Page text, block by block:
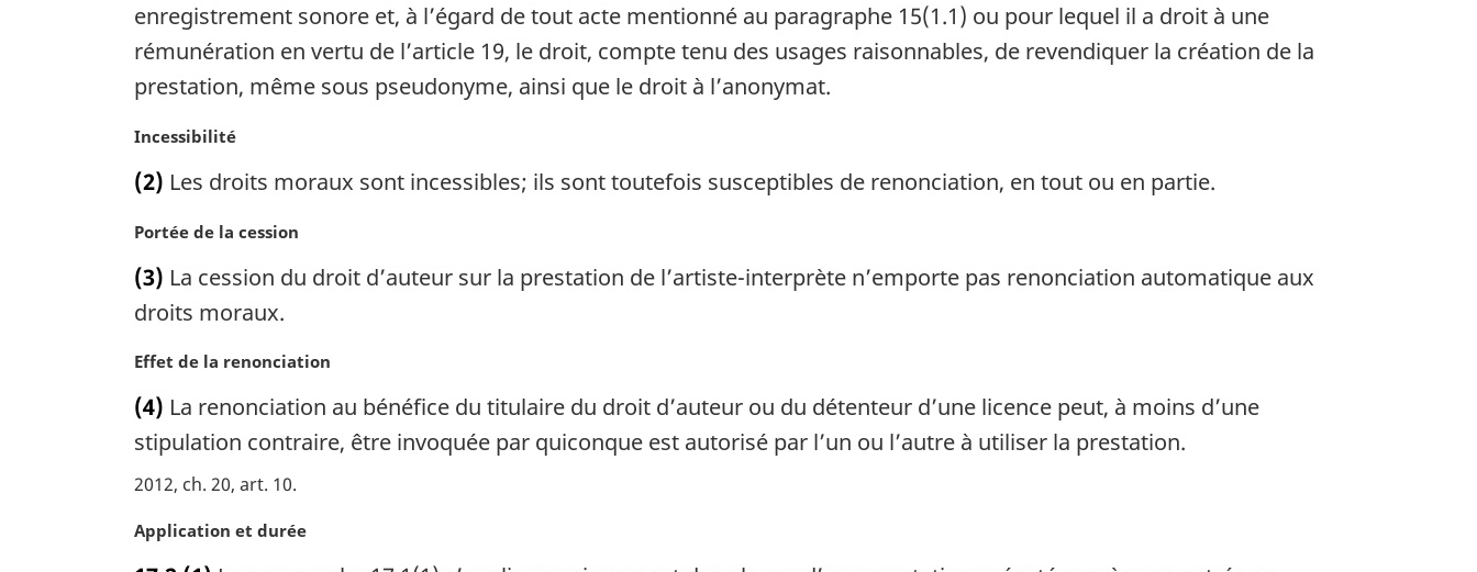
a
r
g
i
n
l
:
enregistrement sonore et, à l’égard de tout acte mentionné au paragraphe 15(1.1) ou pour lequel il a droit à une
rémunération en vertu de l’article 19, le droit, compte tenu des usages raisonnables, de revendiquer la création de la
prestation, même sous pseudonyme, ainsi que le droit à l’anonymat.
N
t
m
a
r
g
n
l
e
Incessibilité
(2) Les droits moraux sont incessibles; ils sont toutefois susceptibles de renonciation, en tout ou en partie.
N
t
e
a
g
i
a
e
Portée de la cession
(3) La cession du droit d’auteur sur la prestation de l’artiste-interprète n’emporte pas renonciation automatique aux
droits moraux.
N
t
e
a
g
i
Effet de la renonciation
(4) La renonciation au bénéfice du titulaire du droit d’auteur ou du détenteur d’une licence peut, à moins d’une
stipulation contraire, être invoquée par quiconque est autorisé par l’un ou l’autre à utiliser la prestation.
2012, ch. 20, art. 10
N
Application et durée